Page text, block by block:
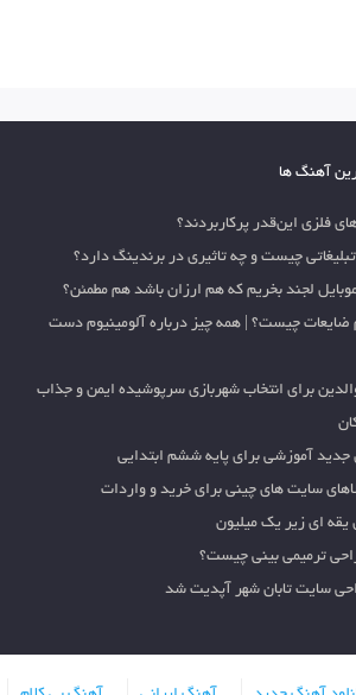
آهنگ ها
فلزی این‌قدر پرکاربردند؟
چیست و چه تاثیری در برندینگ دارد؟
لجند بخریم که هم ارزان باشد هم مطمئن؟
ضایعات چیست؟ | همه چیز درباره آلومینیوم دست
برای انتخاب شهربازی سرپوشیده ایمن و جذاب
آموزشی برای پایه ششم ابتدایی
سایت های چینی برای خرید و واردات
یقه ای زیر یک میلیون
ترمیمی بینی چیست؟
سایت تابان شهر آپدیت شد